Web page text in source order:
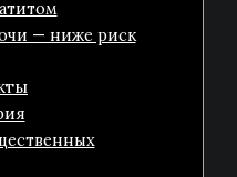
— ниже риск